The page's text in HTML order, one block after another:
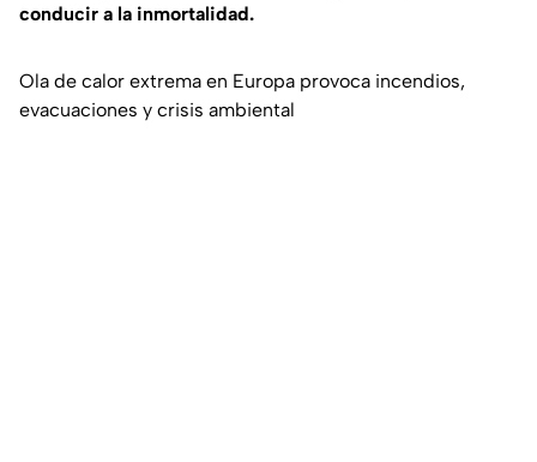
conducir a la inmortalidad.
Ola de calor extrema en Europa provoca incendios,
evacuaciones y crisis ambiental